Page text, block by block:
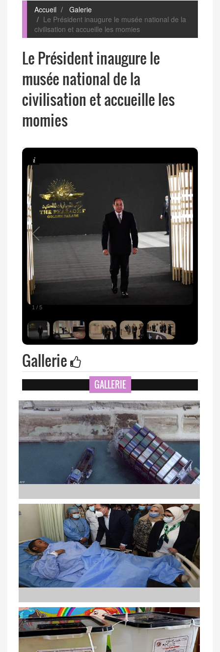
Accueil
Galerie
Le Président inaugure le musée national de la
civilisation et accueille les momies
Le Président inaugure le
musée national de la
civilisation et accueille les
momies
1 / 5
Gallerie
GALLERIE
Le porte-conteneurs "Ever Given" a commencé à bouger
et bientôt réorienté
Le Premier ministre au chevet des blessés